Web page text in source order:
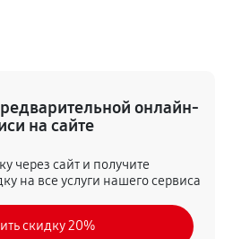
онлайн-
на сайте
через сайт и получите
на все услуги нашего сервиса
скидку 20%